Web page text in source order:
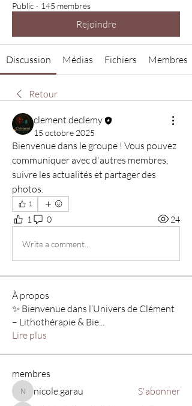
Public · 145 membres
Rejoindre
Discussion Médias Fichiers Membres
Retour
clement declemy
15 octobre 2025
Bienvenue dans le groupe ! Vous pouvez
communiquer avec d'autres membres,
suivre les actualités et partager des
photos.
1
1 0 24
Write a comment...
À propos
✨ Bienvenue dans l’Univers de Clément
– Lithothérapie & Bie...
Lire plus
membres
nicole.garau
nicole.garau S'abonner